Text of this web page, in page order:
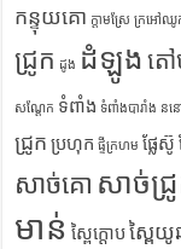
កន្ទុយគោ ក្តាមស្រែ ក្រអៅឈូ
ជ្រូក ដូង ដំឡូង ត
សណ្តែក ទំពាំង ទំពាំងបារាំង នន
ជ្រូក ប្រហុក ផ្ទីក្រហម ផ្លែស៊ូ
សាច់គោ សាច់ជ្
មាន់ ស្ពៃក្តោប ស្ពៃ